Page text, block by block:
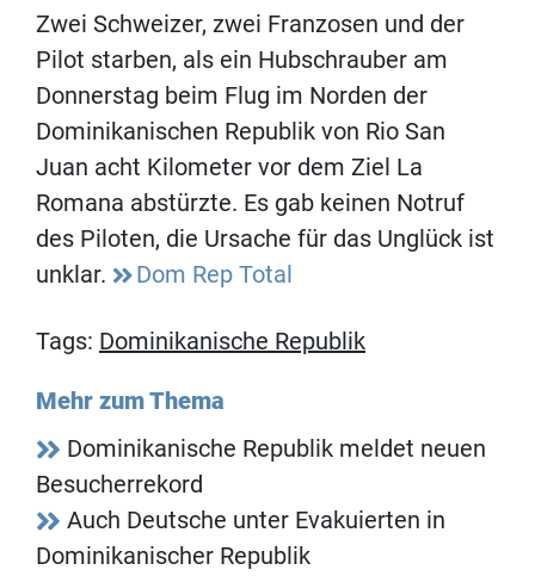
Zwei Schweizer, zwei Franzosen und der
Pilot starben, als ein Hubschrauber am
Donnerstag beim Flug im Norden der
Dominikanischen Republik von Rio San
Juan acht Kilometer vor dem Ziel La
Romana abstürzte. Es gab keinen Notruf
des Piloten, die Ursache für das Unglück ist
unklar.
Dom Rep Total
Tags: Dominikanische Republik
Mehr zum Thema
Dominikanische Republik meldet neuen
Besucherrekord
Auch Deutsche unter Evakuierten in
Dominikanischer Republik